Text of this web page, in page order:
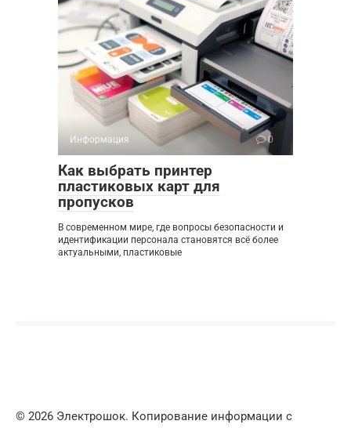
Информация 0
Как выбрать принтер
пластиковых карт для
пропусков
В современном мире, где вопросы безопасности и
идентификации персонала становятся всё более
актуальными, пластиковые
© 2026 Электрошок. Копирование информации с